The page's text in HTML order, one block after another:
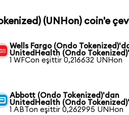
(UNHon) coin'e
Wells Fargo (Ondo
UnitedHealth (Ondo
1 WFCon eşittir 0,216632 UNHon
Abbott (Ondo Tokenized)'dan
UnitedHealth (Ondo
1 ABTon eşittir 0,262995 UNHon